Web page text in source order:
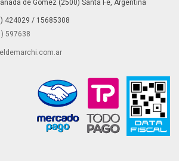
de Gómez (2500) Santa Fe, Argentina
424029 / 15685308
597638